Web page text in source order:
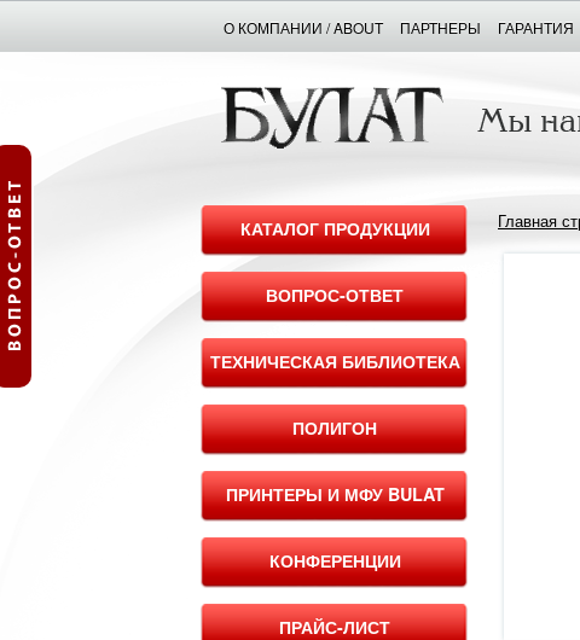
О КОМПАНИИ / ABOUT ПАРТНЕРЫ ГАРАНТИЯ
КАТАЛОГ ПРОДУКЦИИ
ВОПРОС-ОТВЕТ
ТЕХНИЧЕСКАЯ БИБЛИОТЕКА
ПОЛИГОН
ПРИНТЕРЫ И МФУ BULAT
КОНФЕРЕНЦИИ
ПРАЙС-ЛИСТ
Главная